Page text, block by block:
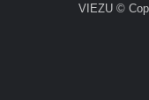
VIEZU ©